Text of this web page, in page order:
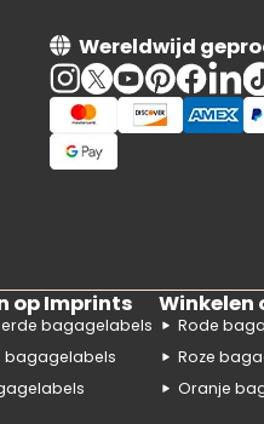
Wereldwijd
op Imprints
bagagelabels
bagagelabels
Winkelen
Rode
Roze
Oranje